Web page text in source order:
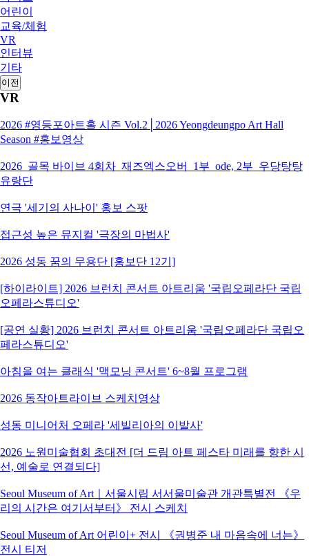
어린이
교육/체험
VR
인터뷰
기타
이전
VR
2026 #영등포아트홀 시즌 Vol.2│2026 Yeongdeungpo Art Hall
Season #홍보영상
2026_골목 바이브 4회차_재즈엑스오버_1부_ode, 2부_우당탕탕
유랑단
연극 '세기의 사나이' 홍보 스팟
접근성 높은 뮤지컬 '극장의 마법사'
2026 성동 꿈의 무용단 [홍보단 12기]
[하이라이트] 2026 브런치 콘서트 아트리움 '국립오페라단 국립
오페라스튜디오'
[공연 실황] 2026 브런치 콘서트 아트리움 '국립오페라단 국립오
페라스튜디오'
아침을 여는 클래식 '맥모닝 콘서트' 6~8월 프로그램
2026 동작아트라이브 스케치영상
성동 미니어처 오페라 '세빌리아의 이발사'
2026 노원미술협회 초대전 [더 드림 아트 페스타 미래를 향한 시
선, 예술로 연결되다]
Seoul Museum of Art｜서울시립 서서울미술관 개관특별전 《우
리의 시간은 여기서부터》 전시 스케치
Seoul Museum of Art 어린이+ 전시 《권병준 내 마음속에 너는》
전시 티저